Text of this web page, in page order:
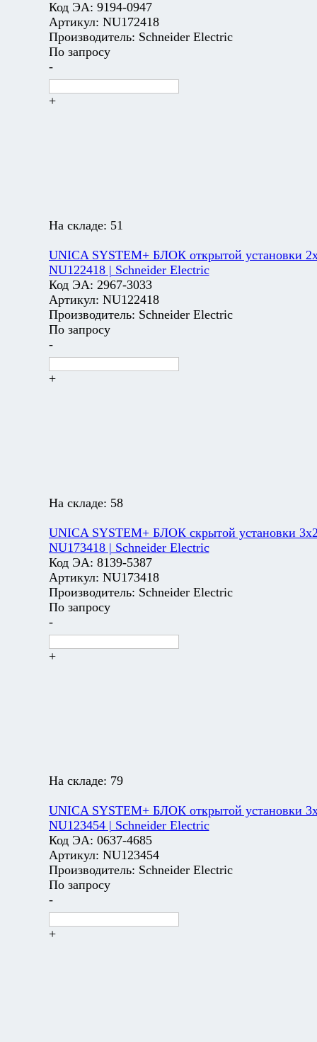
Код ЭА: 9194-0947
Артикул: NU172418
Производитель: Schneider Electric
По запросу
-
+
На складе: 51
UNICA SYSTEM+ БЛОК открытой установки
NU122418 | Schneider Electric
Код ЭА: 2967-3033
Артикул: NU122418
Производитель: Schneider Electric
По запросу
-
+
На складе: 58
UNICA SYSTEM+ БЛОК скрытой установки
NU173418 | Schneider Electric
Код ЭА: 8139-5387
Артикул: NU173418
Производитель: Schneider Electric
По запросу
-
+
На складе: 79
UNICA SYSTEM+ БЛОК открытой установки
NU123454 | Schneider Electric
Код ЭА: 0637-4685
Артикул: NU123454
Производитель: Schneider Electric
По запросу
-
+